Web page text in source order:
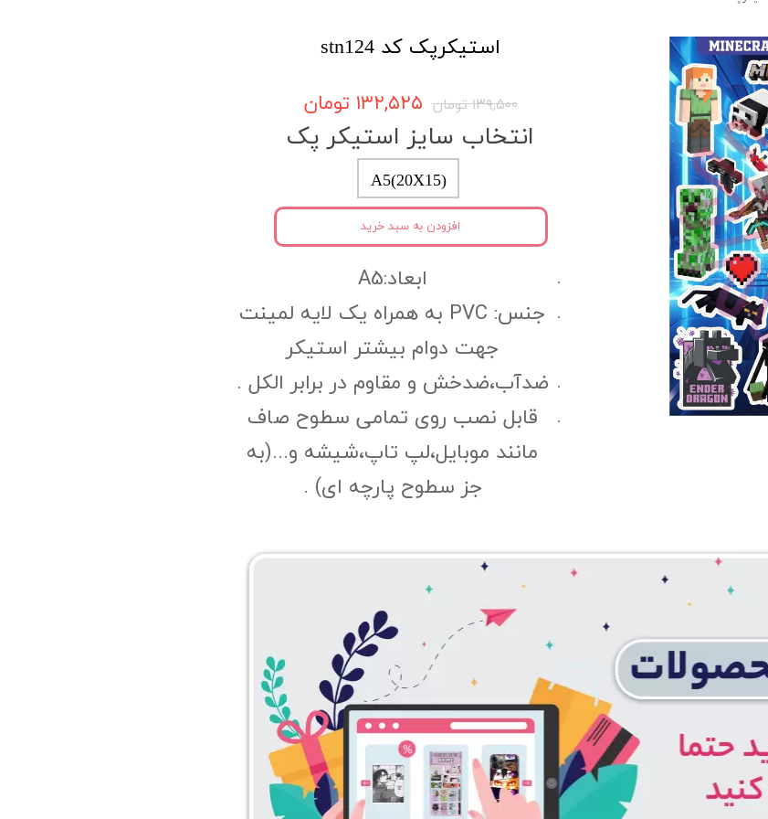
استیکرپک کد stn124
۱۳۹,۵۰۰ تومان ۱۳۲,۵۲۵ تومان
ابعاد:A5
جنس: PVC به همراه یک لایه لمینت
جهت دوام بیشتر استیکر
ضدآب،ضدخش و مقاوم در برابر الکل .
قابل نصب روی تمامی سطوح صاف
مانند موبایل،لپ تاپ،شیشه و...(به
جز سطوح پارچه ای) .
انتخاب سایز استیکر پک
A5(20X15)
افزودن به سبد خرید